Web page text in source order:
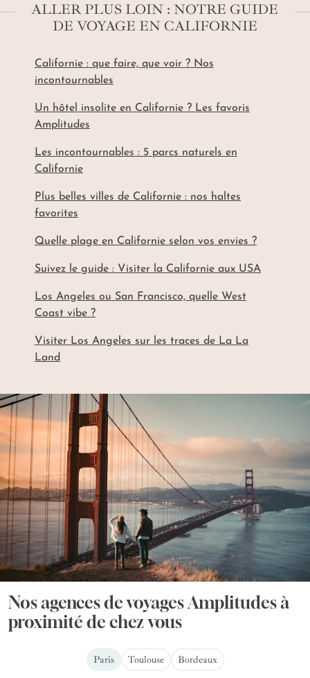
ALLER PLUS LOIN : NOTRE GUIDE
DE VOYAGE EN CALIFORNIE
Californie : que faire, que voir ? Nos
incontournables
Un hôtel insolite en Californie ? Les favoris
Amplitudes
Les incontournables : 5 parcs naturels en
Californie
Plus belles villes de Californie : nos haltes
favorites
Quelle plage en Californie selon vos envies ?
Suivez le guide : Visiter la Californie aux USA
Los Angeles ou San Francisco, quelle West
Coast vibe ?
Visiter Los Angeles sur les traces de La La
Land
Nos agences de voyages Amplitudes à
proximité de chez vous
Paris Toulouse Bordeaux